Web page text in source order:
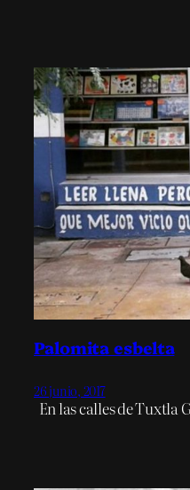
Palomita esbelta
26 junio, 2017
En las calles de Tuxtla